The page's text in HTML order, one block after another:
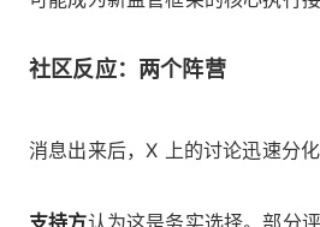
社区反应：两个阵营
消息出来后，X 上的讨论迅速分化